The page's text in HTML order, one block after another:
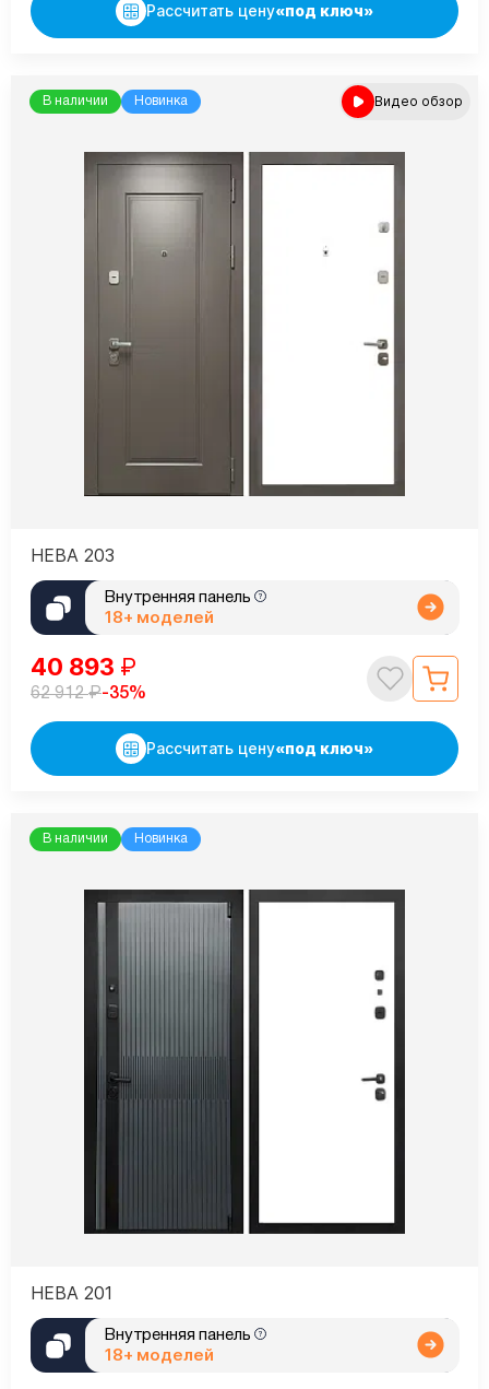
Рассчитать цену«под ключ»
В наличии Новинка Видео обзор
НЕВА 203
Внутренняя панель
18+ моделей
40 893 ₽
62 912₽-35%
Рассчитать цену«под ключ»
В наличии Новинка
НЕВА 201
Внутренняя панель
18+ моделей